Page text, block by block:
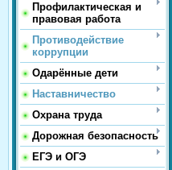
Профилактическая и
правовая работа
Противодействие
коррупции
Одарённые дети
Наставничество
Охрана труда
Дорожная безопасность
ЕГЭ и ОГЭ